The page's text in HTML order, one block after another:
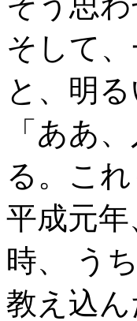
そして
と、明
「ああ
る。これ
平成元
時、 う
教え込ん